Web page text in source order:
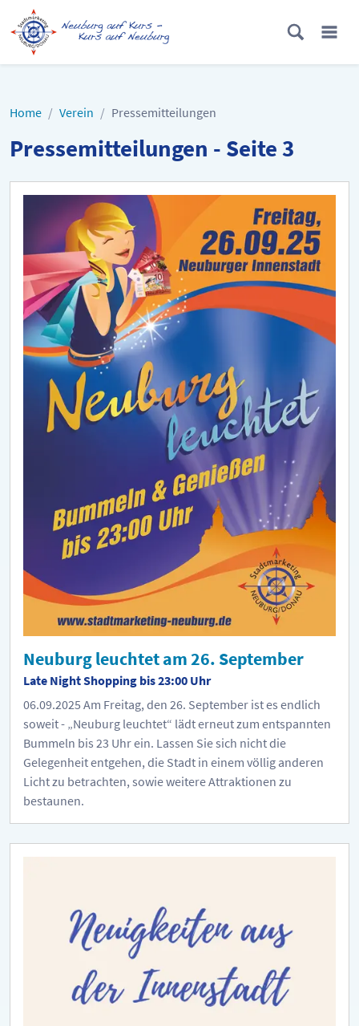
Home Verein Pressemitteilungen
Pressemitteilungen - Seite 3
Neuburg leuchtet am 26. September
Late Night Shopping bis 23:00 Uhr
06.09.2025 Am Freitag, den 26. September ist es endlich
soweit - „Neuburg leuchtet“ lädt erneut zum entspannten
Bummeln bis 23 Uhr ein. Lassen Sie sich nicht die
Gelegenheit entgehen, die Stadt in einem völlig anderen
Licht zu betrachten, sowie weitere Attraktionen zu
bestaunen.